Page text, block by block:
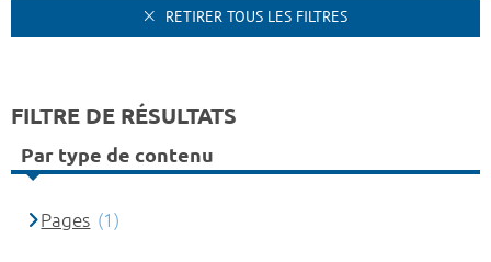
RETIRER TOUS LES FILTRES
FILTRE DE RÉSULTATS
Par type de contenu
Pages (1)